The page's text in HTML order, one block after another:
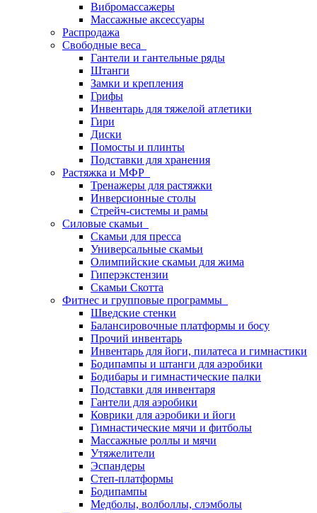
Вибромассажеры
Массажные аксессуары
Распродажа
Свободные веса
Гантели и гантельные ряды
Штанги
Замки и крепления
Грифы
Инвентарь для тяжелой атлетики
Гири
Диски
Помосты и плинты
Подставки для хранения
Растяжка и МФР
Тренажеры для растяжки
Инверсионные столы
Стрейч-системы и рамы
Силовые скамьи
Скамьи для пресса
Универсальные скамьи
Олимпийские скамьи для жима
Гиперэкстензии
Скамьи Скотта
Фитнес и групповые программы
Шведские стенки
Балансировочные платформы и босу
Прочий инвентарь
Инвентарь для йоги, пилатеса и гимнастики
Бодипампы и штанги для аэробики
Бодибары и гимнастические палки
Подставки для инвентаря
Гантели для аэробики
Коврики для аэробики и йоги
Гимнастические мячи и фитболы
Массажные роллы и мячи
Утяжелители
Эспандеры
Степ-платформы
Бодипампы
Медболы, волболлы, слэмболы